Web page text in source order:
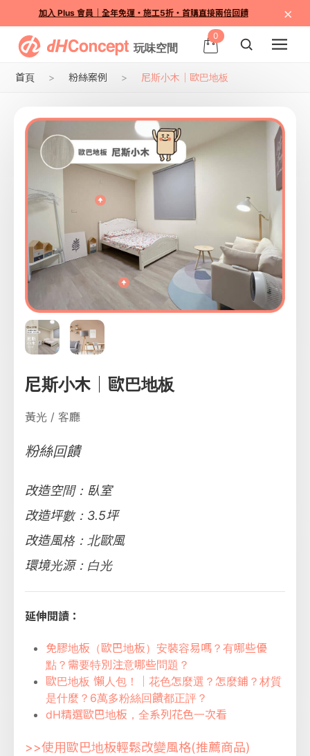
加入 Plus 會員｜全年免運・施工5折・首購直接兩倍回饋 ×
0
首頁 粉絲案例 尼斯小木｜歐巴地板
尼斯小木｜歐巴地板
黃光 / 客廳
粉絲回饋
改造空間：臥室
改造坪數：3.5坪
改造風格：北歐風
環境光源：白光
延伸閱讀：
免膠地板（歐巴地板）安裝容易嗎？有哪些優
點？需要特別注意哪些問題？
歐巴地板 懶人包！｜花色怎麼選？怎麼鋪？材質
是什麼？6萬多粉絲回饋都正評？
dH精選歐巴地板，全系列花色一次看
>>使用歐巴地板輕鬆改變風格(推薦商品)